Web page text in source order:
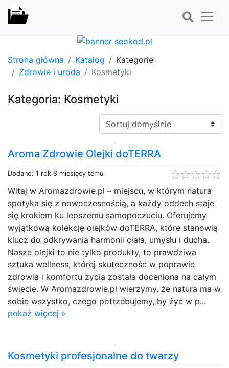
Strona główna Katalog
Kategorie
Zdrowie i uroda
Kosmetyki
Kategoria: Kosmetyki
Sortuj:
Aroma Zdrowie Olejki doTERRA
Dodano: 1 rok 8 miesięcy temu
Witaj w Aromazdrowie.pl – miejscu, w którym natura
spotyka się z nowoczesnością, a każdy oddech staje
się krokiem ku lepszemu samopoczuciu. Oferujemy
wyjątkową kolekcję olejków doTERRA, które stanowią
klucz do odkrywania harmonii ciała, umysłu i ducha.
Nasze olejki to nie tylko produkty, to prawdziwa
sztuka wellness, której skuteczność w poprawie
zdrowia i komfortu życia została doceniona na całym
świecie. W Aromazdrowie.pl wierzymy, że natura ma w
sobie wszystko, czego potrzebujemy, by żyć w p...
pokaż więcej »
Kosmetyki profesjonalne do twarzy